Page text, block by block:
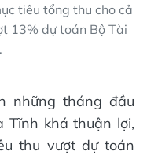
tiêu tổng thu cho cả
13% dự toán Bộ Tài
những tháng đầu
Tĩnh khá thuận lợi,
thu vượt dự toán